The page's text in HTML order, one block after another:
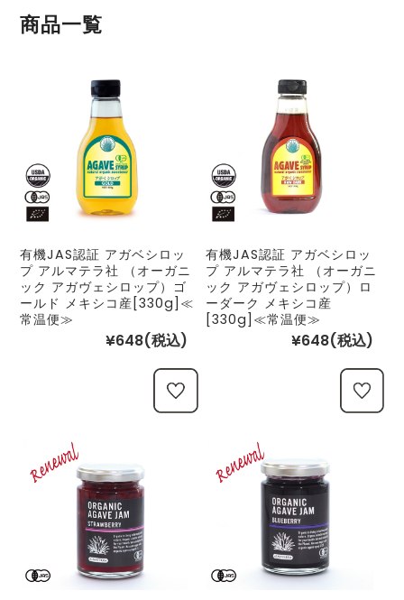
商品一覧
有機JAS認証 アガベシロッ
プ アルマテラ社 （オーガニ
ック アガヴェシロップ）ゴ
ールド メキシコ産[330g]≪
常温便≫
¥648(税込)
有機JAS認証 アガベシロッ
プ アルマテラ社 （オーガニ
ック アガヴェシロップ）ロ
ーダーク メキシコ産
[330g]≪常温便≫
¥648(税込)